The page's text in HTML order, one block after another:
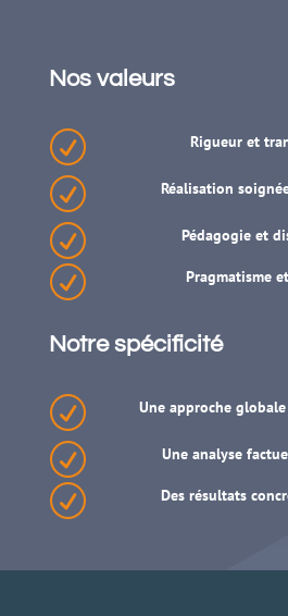
Nos valeurs
R Rigueur et
R Réalisation
R Pédagogieet
R Pragmatisme
Notre spécificité
R Une approche
R Une analyse
R Des résultats